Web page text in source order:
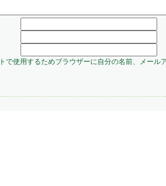
で使用するためブラウザーに自分の名前、メール